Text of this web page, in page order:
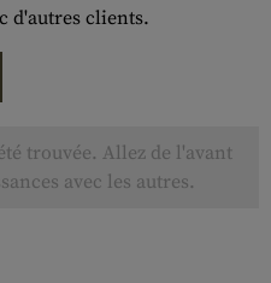
d'autres clients.
trouvée. Allez de l'avant
avec les autres.